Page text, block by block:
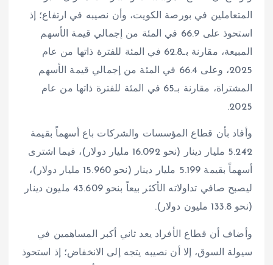
المتعاملين في بورصة الكويت، وأن نصيبه في ارتفاع؛ إذ
استحوذ على 66.9 في المئة من إجمالي قيمة الأسهم
المبيعة، مقارنة بـ62.8 في المئة للفترة ذاتها من عام
2025، وعلى 66.4 في المئة من إجمالي قيمة الأسهم
المشتراة، مقارنة بـ65 في المئة للفترة ذاتها من عام
2025.
وأفاد بأن قطاع المؤسسات والشركات باع أسهماً بقيمة
5.242 مليار دينار (نحو 16.092 مليار دولار)، فيما اشترى
أسهماً بقيمة 5.199 مليار دينار (نحو 15.960 مليار دولار)،
ليصبح صافي تداولاته الأكثر بيعاً بنحو 43.609 مليون دينار
(نحو 133.8 مليون دولار).
وأضاف أن قطاع الأفراد يعد ثاني أكبر المساهمين في
سيولة السوق، إلا أن نصيبه يتجه إلى الانخفاض؛ إذ استحوذ